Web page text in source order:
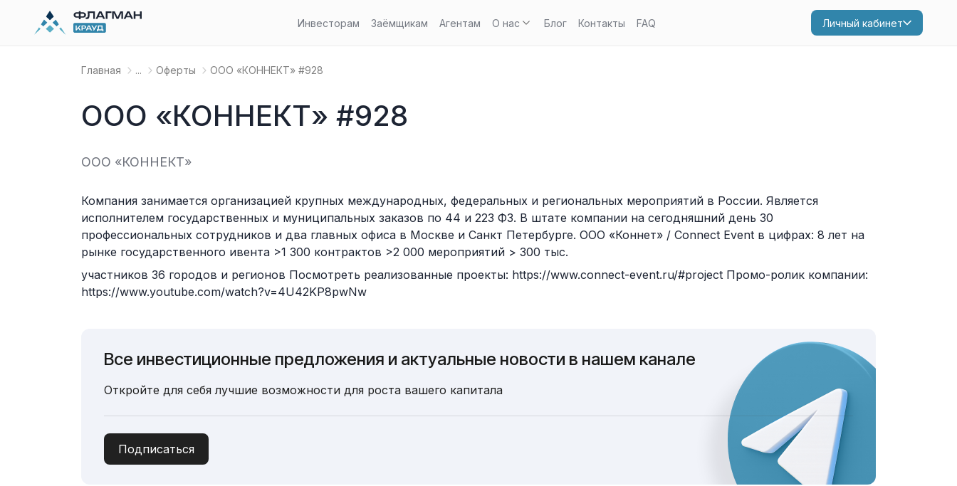
Инвесторам Заёмщикам Агентам О нас Блог Контакты FAQ Личный кабинет
Главная ... Оферты OOO «КОННЕКТ» #928
OOO «КОННЕКТ» #928
OOO «КОННЕКТ»
Компания занимается организацией крупных международных, федеральных и региональных мероприятий в России. Является
исполнителем государственных и муниципальных заказов по 44 и 223 ФЗ. В штате компании на сегодняшний день 30
профессиональных сотрудников и два главных офиса в Москве и Санкт Петербурге. ООО «‎Коннет» / Сonnect Event в цифрах: 8 лет на
рынке государственного ивента >1 300 контрактов >2 000 мероприятий > 300 тыс.
участников 36 городов и регионов Посмотреть реализованные проекты: https://www.connect-event.ru/#project Промо-ролик компании:
https://www.youtube.com/watch?v=4U42KP8pwNw
Все инвестиционные предложения и актуальные новости в нашем канале
Откройте для себя лучшие возможности для роста вашего капитала
Подписаться